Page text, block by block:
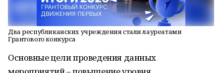
Два республиканских учреждения стали лауреатами
Грантового конкурса
Основные цели проведения данных